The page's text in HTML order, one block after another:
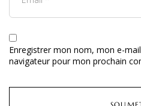
Enregistrer mon nom, mon e-
navigateur pour mon prochain